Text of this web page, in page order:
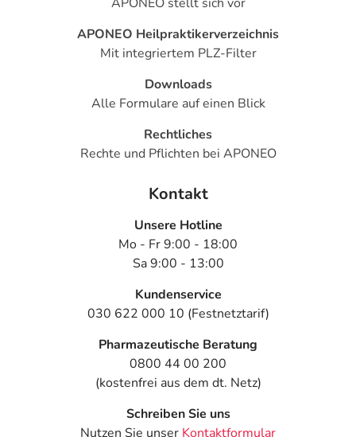
APONEO Heilpraktikerverzeichnis
Mit integriertem PLZ-Filter
Downloads
Alle Formulare auf einen Blick
Rechtliches
Rechte und Pflichten bei APONEO
Kontakt
Unsere Hotline
Mo - Fr 9:00 - 18:00
Sa 9:00 - 13:00
Kundenservice
030 622 000 10 (Festnetztarif)
Pharmazeutische Beratung
0800 44 00 200
(kostenfrei aus dem dt. Netz)
Schreiben Sie uns
Nutzen Sie unser Kontaktformular